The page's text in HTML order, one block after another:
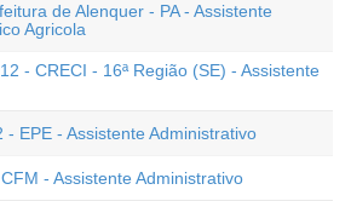
de Alenquer - PA - Assistente
Agricola
- CRECI - 16ª Região (SE) - Assistente
- EPE - Assistente Administrativo
- Assistente Administrativo